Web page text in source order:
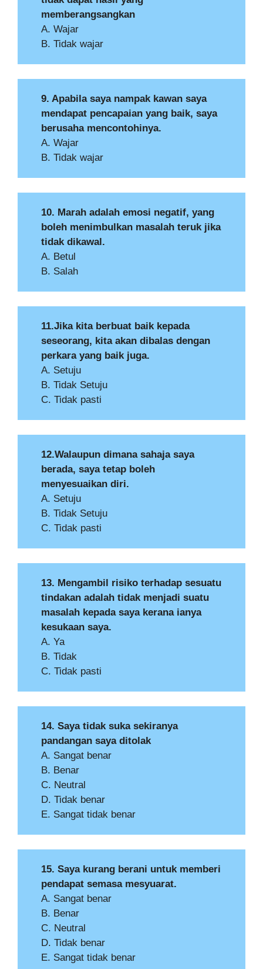
memberangsangkan
A. Wajar
B. Tidak wajar
9. Apabila saya nampak kawan saya
mendapat pencapaian yang baik, saya
berusaha mencontohinya.
A. Wajar
B. Tidak wajar
10. Marah adalah emosi negatif, yang
boleh menimbulkan masalah teruk jika
tidak dikawal.
A. Betul
B. Salah
11.Jika kita berbuat baik kepada
seseorang, kita akan dibalas dengan
perkara yang baik juga.
A. Setuju
B. Tidak Setuju
C. Tidak pasti
12.Walaupun dimana sahaja saya
berada, saya tetap boleh
menyesuaikan diri.
A. Setuju
B. Tidak Setuju
C. Tidak pasti
13. Mengambil risiko terhadap sesuatu
tindakan adalah tidak menjadi suatu
masalah kepada saya kerana ianya
kesukaan saya.
A. Ya
B. Tidak
C. Tidak pasti
14. Saya tidak suka sekiranya
pandangan saya ditolak
A. Sangat benar
B. Benar
C. Neutral
D. Tidak benar
E. Sangat tidak benar
15. Saya kurang berani untuk memberi
pendapat semasa mesyuarat.
A. Sangat benar
B. Benar
C. Neutral
D. Tidak benar
E. Sangat tidak benar